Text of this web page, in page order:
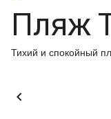
Пляж
Тихий и спокойный
